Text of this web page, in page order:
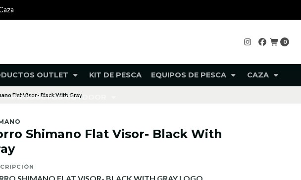
0
OUTLET KIT DE PESCA EQUIPOS DE PESCA CAZA
PRODUCTOS OUTDOOR
Flat Visor- Black With Gray
Shimano Flat Visor- Black With